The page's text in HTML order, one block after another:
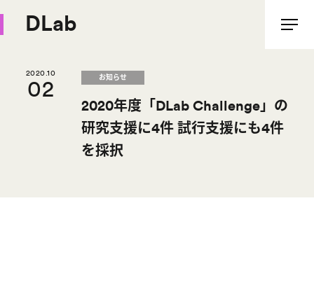
DLab
2020.10
02
お知らせ
2020年度「DLab Challenge」の
研究支援に4件 試行支援にも4件
を採択